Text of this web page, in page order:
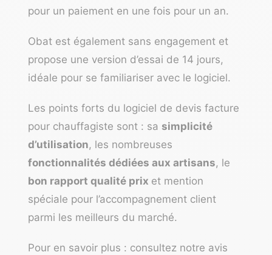
pour un paiement en une fois pour un an.
Obat est également sans engagement et
propose une version d’essai de 14 jours,
idéale pour se familiariser avec le logiciel.
Les points forts du logiciel de devis facture
pour chauffagiste sont : sa simplicité
d’utilisation, les nombreuses
fonctionnalités dédiées aux artisans, le
bon rapport qualité prix et mention
spéciale pour l’accompagnement client
parmi les meilleurs du marché.
Pour en savoir plus : consultez notre avis